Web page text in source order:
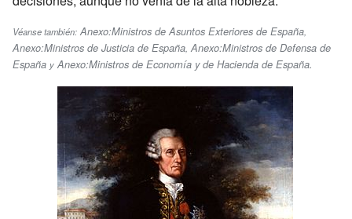
Véanse también: Anexo:Ministros de Asuntos Exteriores de España
Anexo:Ministros de Justicia de España Anexo:Ministros de Defensa de
España y Anexo:Ministros de Economía y de Hacienda de España.